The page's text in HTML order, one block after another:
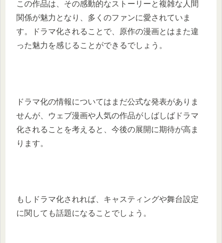
この作品は、その感動的なストーリーと複雑な人間
関係が魅力となり、多くのファンに愛されていま
す。ドラマ化されることで、原作の漫画とはまた違
った魅力を感じることができるでしょう。
ドラマ化の情報についてはまだ公式な発表がありま
せんが、ウェブ漫画や人気の作品がしばしばドラマ
化されることを考えると、今後の展開に期待が高ま
ります。
もしドラマ化されれば、キャスティングや舞台設定
に関しても話題になることでしょう。